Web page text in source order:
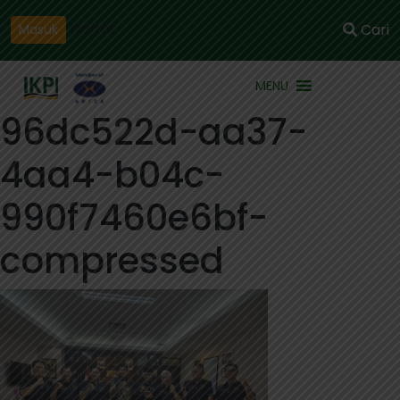
Masuk Cari
MENU
96dc522d-aa37-
4aa4-b04c-
990f7460e6bf-
compressed